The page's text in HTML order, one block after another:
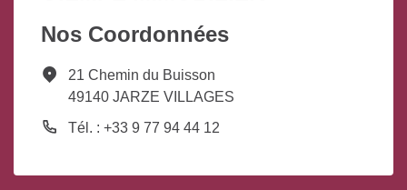
Nos Coordonnées
21 Chemin du Buisson
49140 JARZE VILLAGES
Tél. : +33 9 77 94 44 12